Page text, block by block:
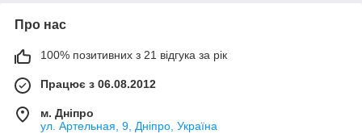
Про нас
100% позитивних з 21 відгука за рік
Працює з 06.08.2012
м. Дніпро
ул. Артельная, 9, Дніпро, Україна